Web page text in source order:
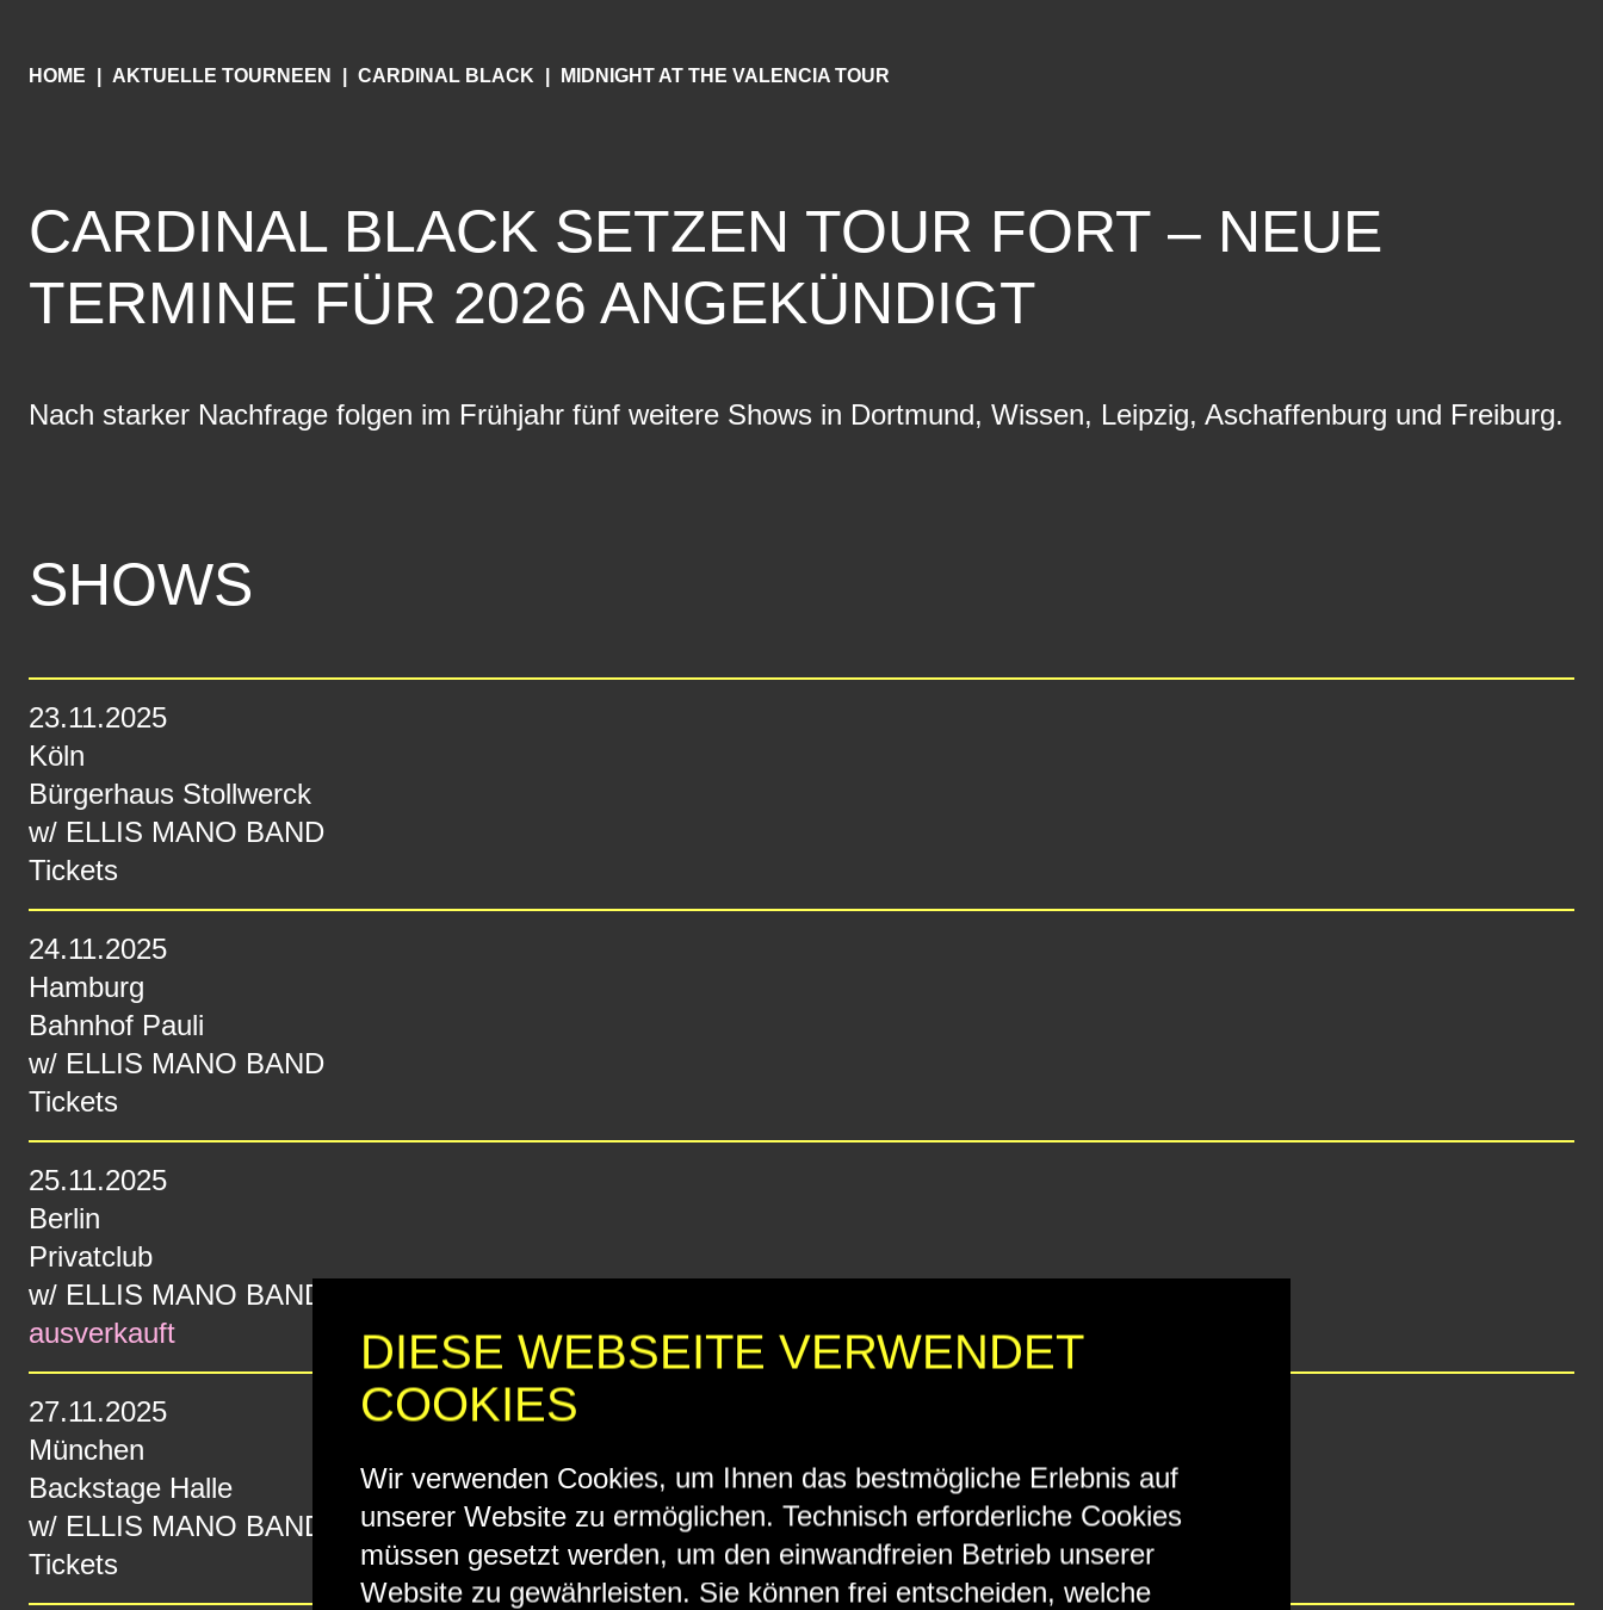
HOME AKTUELLE TOURNEEN CARDINAL BLACK MIDNIGHT AT THE VALENCIA TOUR
CARDINAL BLACK SETZEN TOUR FORT – NEUE
TERMINE FÜR 2026 ANGEKÜNDIGT
Nach starker Nachfrage folgen im Frühjahr fünf weitere Shows in Dortmund, Wissen, Leipzig, Aschaffenburg und Freiburg.
SHOWS
23.11.2025
Köln
Bürgerhaus Stollwerck
w/ ELLIS MANO BAND
Tickets
24.11.2025
Hamburg
Bahnhof Pauli
w/ ELLIS MANO BAND
Tickets
25.11.2025
Berlin
Privatclub
w/ ELLIS MANO BAND
ausverkauft
27.11.2025
München
Backstage Halle
w/ ELLIS MANO BAND
Tickets
DIESE WEBSEITE VERWENDET
COOKIES
Wir verwenden Cookies, um Ihnen das bestmögliche Erlebnis auf
unserer Website zu ermöglichen. Technisch erforderliche Cookies
müssen gesetzt werden, um den einwandfreien Betrieb unserer
Website zu gewährleisten. Sie können frei entscheiden, welche